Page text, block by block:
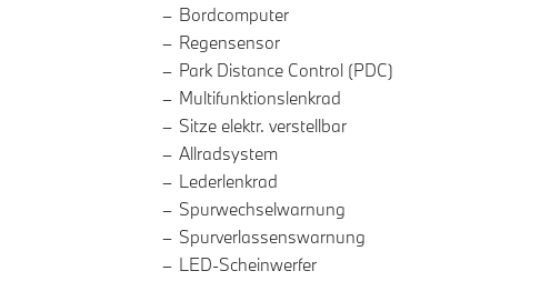
Bordcomputer
Regensensor
Park Distance Control (PDC)
Multifunktionslenkrad
Sitze elektr. verstellbar
Allradsystem
Lederlenkrad
Spurwechselwarnung
Spurverlassenswarnung
LED-Scheinwerfer